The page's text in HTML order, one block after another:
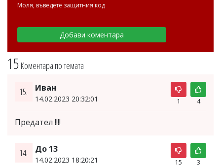
15 Коментара по темата
15. Иван
14.02.2023 20:32:01 1 4
Предател !!!!
14. До 13
14.02.2023 18:20:21 15 3
Моля, въведете защитния код